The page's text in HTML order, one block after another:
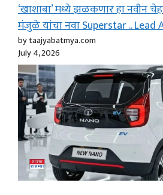
‘खाशाबा’ मध्ये झळकणार हा नवीन
मंजुळे यांचा नवा Superstar .. Lead
by taajyabatmya.com
July 4, 2026